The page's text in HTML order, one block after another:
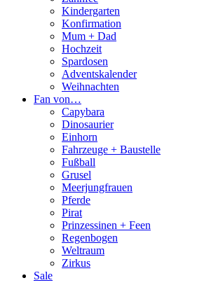
Kindergarten
Konfirmation
Mum + Dad
Hochzeit
Spardosen
Adventskalender
Weihnachten
Fan von…
Capybara
Dinosaurier
Einhorn
Fahrzeuge + Baustelle
Fußball
Grusel
Meerjungfrauen
Pferde
Pirat
Prinzessinen + Feen
Regenbogen
Weltraum
Zirkus
Sale